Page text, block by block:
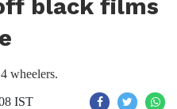
black films
wheelers.
IST